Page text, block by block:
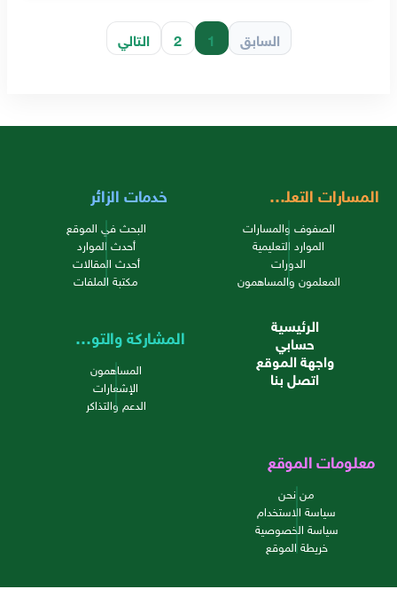
السابق 1
2 التالي
المسارات التعليمية
الصفوف والمسارات
الموارد التعليمية
الدورات
المعلمون والمساهمون
خدمات الزائر
البحث في الموقع
أحدث الموارد
أحدث المقالات
مكتبة الملفات
الرئيسية
حسابي
واجهة الموقع
اتصل بنا
المشاركة والتواصل
المساهمون
الإشعارات
الدعم والتذاكر
معلومات الموقع
من نحن
سياسة الاستخدام
سياسة الخصوصية
خريطة الموقع